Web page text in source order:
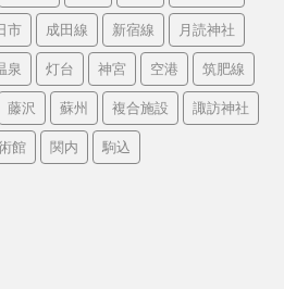
市 成田線 新宿線 月読神社
泉 灯台 神宮 空港 筑肥線
藤沢 蘇州 複合施設 諏訪神社
館 関内 駒込